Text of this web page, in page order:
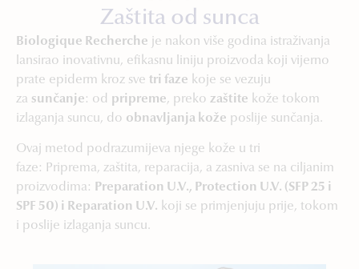
Zaštita od sunca
Biologique Recherche je nakon više godina istraživanja
lansirao inovativnu, efikasnu liniju proizvoda koji vijerno
prate epiderm kroz sve tri faze koje se vezuju
za sunčanje: od pripreme, preko zaštite kože tokom
izlaganja suncu, do obnavljanja kože poslije sunčanja.
Ovaj metod podrazumijeva njege kože u tri
faze: Priprema, zaštita, reparacija, a zasniva se na ciljanim
proizvodima: Preparation U.V., Protection U.V. (SFP 25 i
SPF 50) i Reparation U.V. koji se primjenjuju prije, tokom
i poslije izlaganja suncu.